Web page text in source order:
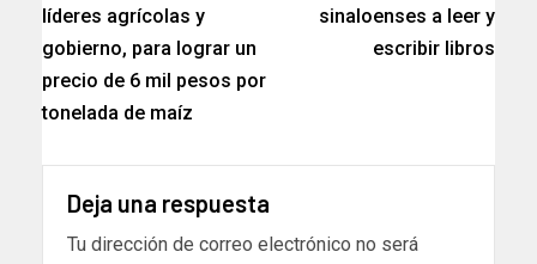
líderes agrícolas y
gobierno, para lograr un
precio de 6 mil pesos por
tonelada de maíz
sinaloenses a leer y
escribir libros
Deja una respuesta
Tu dirección de correo electrónico no será